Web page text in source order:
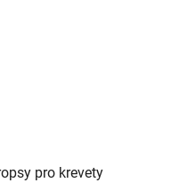
pro krevety